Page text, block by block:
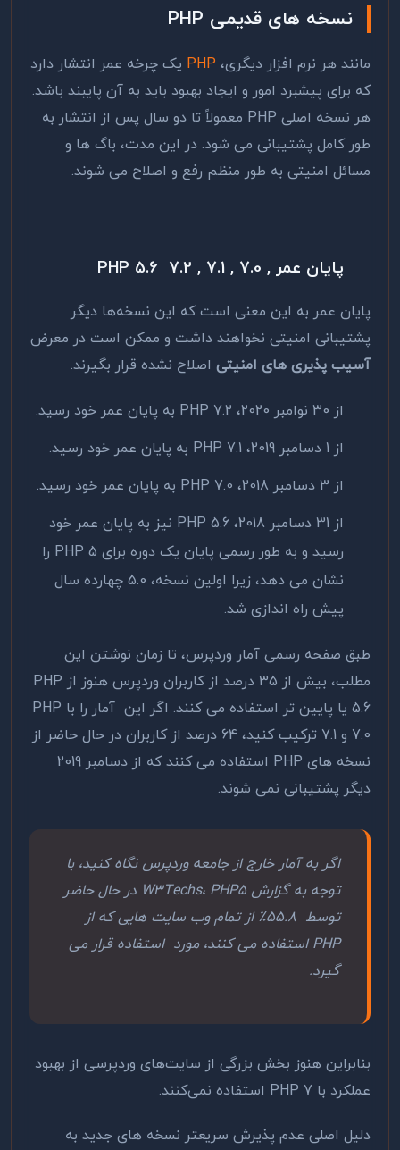
نسخه های قدیمی PHP
مانند هر نرم افزار دیگری، PHP یک چرخه عمر انتشار دارد
که برای پیشبرد امور و ایجاد بهبود باید به آن پایبند باشد.
هر نسخه اصلی PHP معمولاً تا دو سال پس از انتشار به
طور کامل پشتیبانی می شود. در این مدت، باگ ها و
مسائل امنیتی به طور منظم رفع و اصلاح می شوند.
پایان عمر , 7.0 , 7.1 , 7.2 PHP 5.6
پایان عمر به این معنی است که این نسخه‌ها دیگر
پشتیبانی امنیتی نخواهند داشت و ممکن است در معرض
آسیب ‌پذیری‌ های امنیتی اصلاح نشده قرار بگیرند.
از 30 نوامبر 2020، PHP 7.2 به پایان عمر خود رسید.
از 1 دسامبر 2019، PHP 7.1 به پایان عمر خود رسید.
از 3 دسامبر 2018، PHP 7.0 به پایان عمر خود رسید.
از 31 دسامبر 2018، PHP 5.6 نیز به پایان عمر خود
رسید و به طور رسمی پایان یک دوره برای PHP 5 را
نشان می دهد، زیرا اولین نسخه، 5.0 چهارده سال
پیش راه اندازی شد.
طبق صفحه رسمی آمار وردپرس، تا زمان نوشتن این
مطلب، بیش از 35 درصد از کاربران وردپرس هنوز از PHP
5.6 یا پایین تر استفاده می کنند. اگر این آمار را با PHP
7.0 و 7.1 ترکیب کنید، 64 درصد از کاربران در حال حاضر از
نسخه ‌های PHP استفاده می ‌کنند که از دسامبر 2019
دیگر پشتیبانی نمی‌ شوند.
اگر به آمار خارج از جامعه وردپرس نگاه کنید، با
توجه به گزارش W3Techs، PHP5 در حال حاضر
توسط 55.8٪ از تمام وب سایت هایی که از
PHP استفاده می کنند، مورد استفاده قرار می
گیرد.
بنابراین هنوز بخش بزرگی از سایت‌های وردپرسی از بهبود
عملکرد با PHP 7 استفاده نمی‌کنند.
دلیل اصلی عدم پذیرش سریعتر نسخه های جدید به